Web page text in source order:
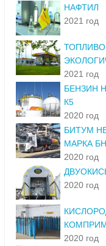
НАФТИЛ
2021 год
ТОПЛИВО
2021 год
БЕНЗИН
К5
2020 год
БИТУМ
МАРКА
2020 год
2020 год
2020 год